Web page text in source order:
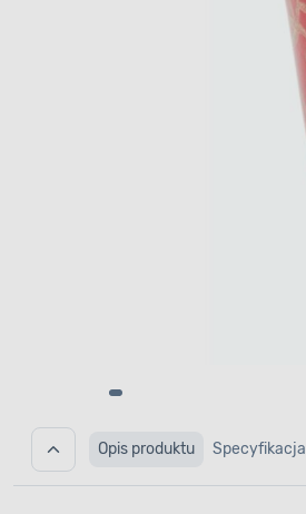
Opis produktu Specyfikacja